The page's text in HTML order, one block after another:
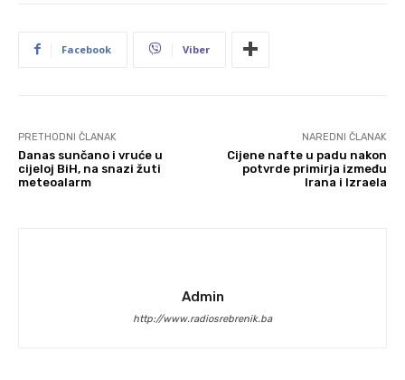
Facebook Viber
PRETHODNI ČLANAK
Danas sunčano i vruće u
cijeloj BiH, na snazi žuti
meteoalarm
NAREDNI ČLANAK
Cijene nafte u padu nakon
potvrde primirja između
Irana i Izraela
Admin
http://www.radiosrebrenik.ba